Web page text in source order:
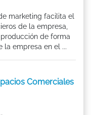
marketing facilita el
de la empresa,
de forma
empresa en el ...
Comerciales